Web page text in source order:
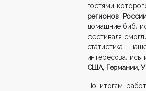
гостями
регионов
домашние
фестиваля
статистика
интересовались
США, Германии,
По итогам